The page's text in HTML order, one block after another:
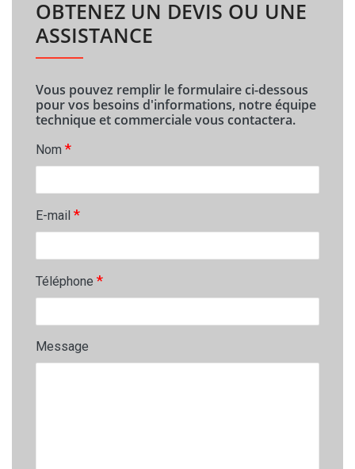
OBTENEZ UN DEVIS OU UNE
ASSISTANCE
Vous pouvez remplir le formulaire ci-dessous
pour vos besoins d'informations, notre équipe
technique et commerciale vous contactera.
Nom *
E-mail *
Téléphone *
Message